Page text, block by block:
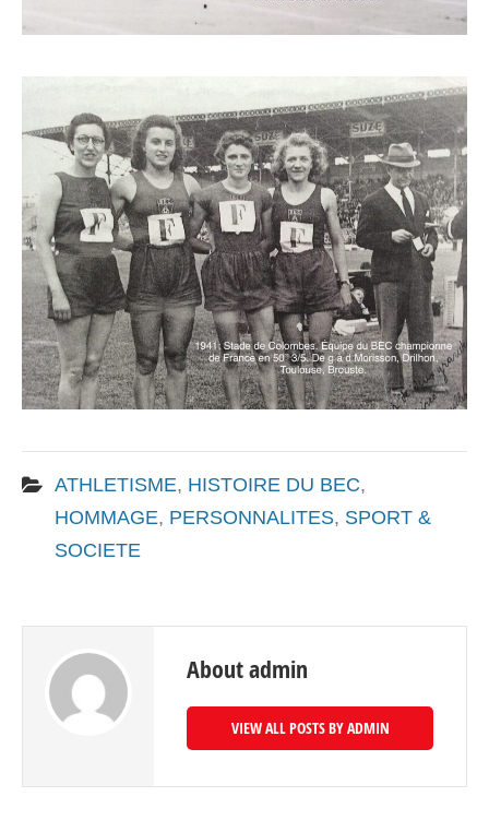
ATHLETISME, HISTOIRE DU BEC,
HOMMAGE, PERSONNALITES, SPORT &
SOCIETE
About admin
VIEW ALL POSTS BY ADMIN